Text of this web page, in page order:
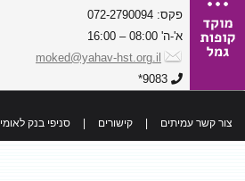
פקס: 072-2790094
א'-ה' 08:00 – 16:00
moked@yahav-hst.org.il
9083*
צור קשר עמיתים קישורים סניפי בנק לאומי